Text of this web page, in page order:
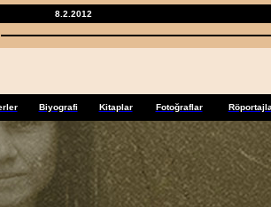
8.2.2012
Biyografi Kitaplar Fotoğraflar